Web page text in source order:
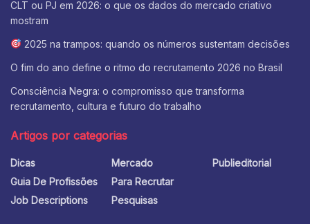
CLT ou PJ em 2026: o que os dados do mercado criativo
mostram
2025 na trampos: quando os números sustentam decisões
O fim do ano define o ritmo do recrutamento 2026 no Brasil
Consciência Negra: o compromisso que transforma
recrutamento, cultura e futuro do trabalho
Artigos por categorias
Dicas
Guia De Profissões
Job Descriptions
Mercado
Para Recrutar
Pesquisas
Publieditorial